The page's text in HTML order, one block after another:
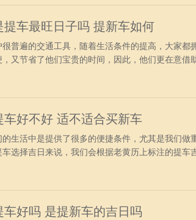
车最旺日子吗 提新车如何
普遍的交通工具，随着生活条件的提高，大家都
又节省了他们宝贵的时间，因此，他们更在意借
好不好 适不适合买新车
生活中是提供了很多的便捷条件，尤其是我们做
选择吉日来说，我们会根据老黄历上标注的提车
好吗 是提新车的吉日吗